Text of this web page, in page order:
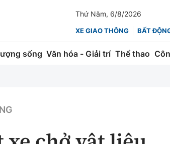
Thứ Năm, 6/8/2026
XE GIAO THÔNG BẤT
sống Văn hóa - Giải trí Thể thao
lý